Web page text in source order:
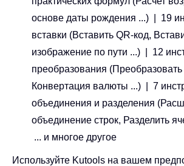
основе даты рождения ...) | 19
вставки (Вставить QR-код,
изображение по пути ...) | 12
преобразования (Преобразовать
Конвертация валюты ...) | 7
объединения и разделения
объединение строк, Разделить
... и многое другое
Используйте Kutools на вашем